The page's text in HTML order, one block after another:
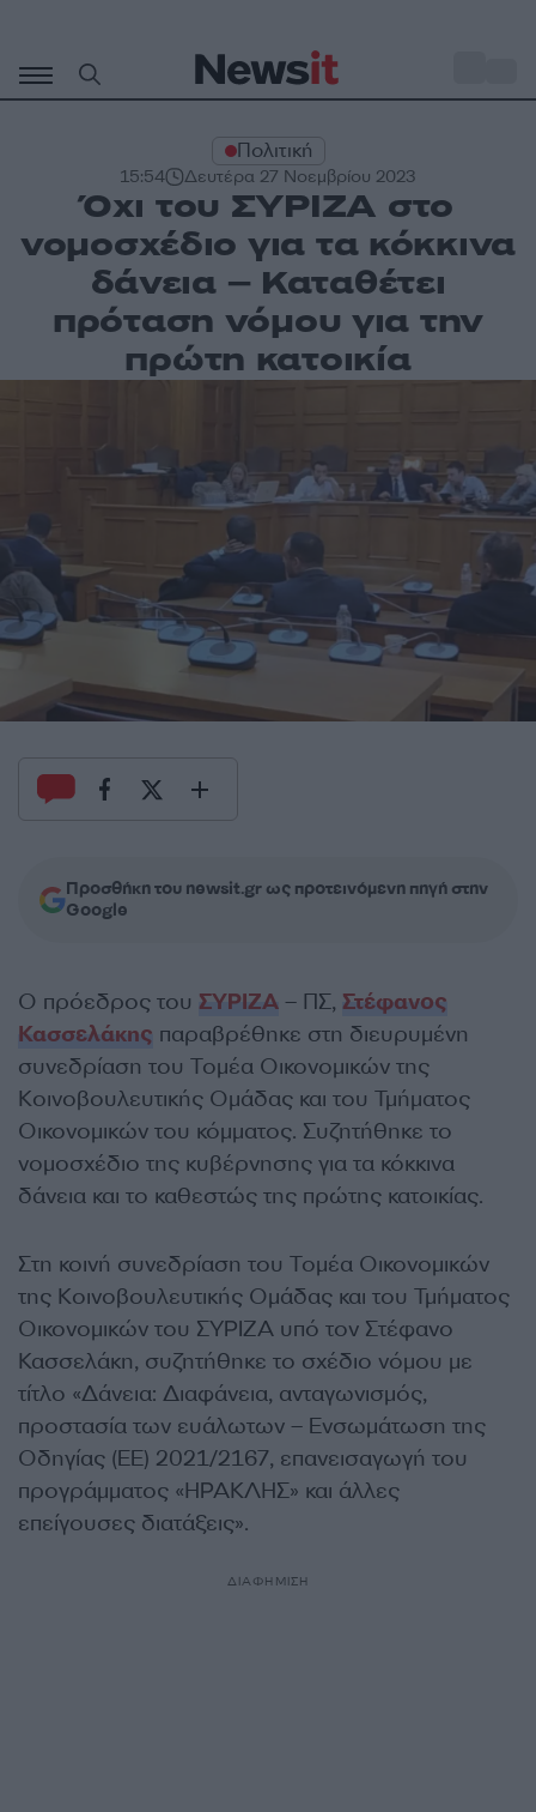
περιεχόμενο
Πολιτική
15:54 Δευτέρα 27 Νοεμβρίου 2023
Όχι του ΣΥΡΙΖΑ στο
νομοσχέδιο για τα κόκκινα
δάνεια – Καταθέτει
πρόταση νόμου για την
πρώτη κατοικία
Προσθήκη του newsit.gr ως προτεινόμενη πηγή στην
Google
Ο πρόεδρος του ΣΥΡΙΖΑ – ΠΣ, Στέφανος
Κασσελάκης παραβρέθηκε στη διευρυμένη
συνεδρίαση του Τομέα Οικονομικών της
Κοινοβουλευτικής Ομάδας και του Τμήματος
Οικονομικών του κόμματος. Συζητήθηκε το
νομοσχέδιο της κυβέρνησης για τα κόκκινα
δάνεια και το καθεστώς της πρώτης κατοικίας.
Στη κοινή συνεδρίαση του Τομέα Οικονομικών
της Κοινοβουλευτικής Ομάδας και του Τμήματος
Οικονομικών του ΣΥΡΙΖΑ υπό τον Στέφανο
Κασσελάκη, συζητήθηκε το σχέδιο νόμου με
τίτλο «Δάνεια: Διαφάνεια, ανταγωνισμός,
προστασία των ευάλωτων – Ενσωμάτωση της
Οδηγίας (ΕΕ) 2021/2167, επανεισαγωγή του
προγράμματος «ΗΡΑΚΛΗΣ» και άλλες
επείγουσες διατάξεις».
ΔΙΑΦΗΜΙΣΗ